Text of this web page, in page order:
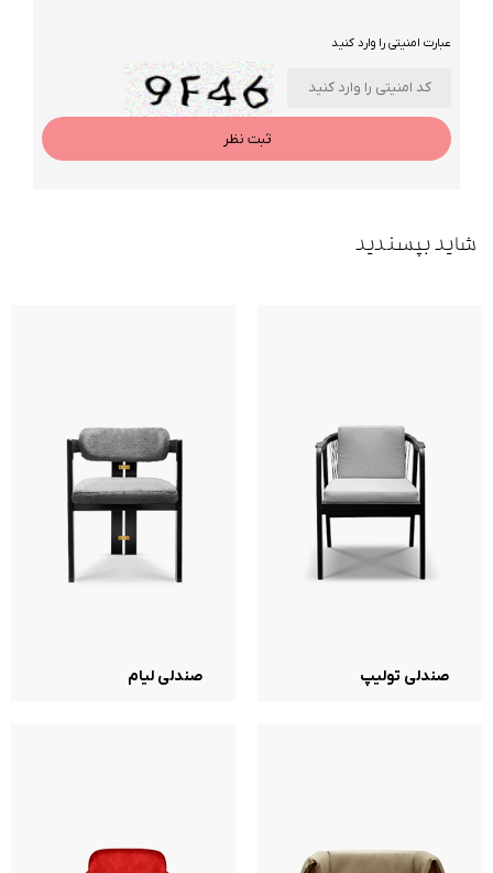
عبارت امنیتی را وارد کنید
ثبت نظر
شاید بپسندید
صندلی تولیپ صندلی لیام